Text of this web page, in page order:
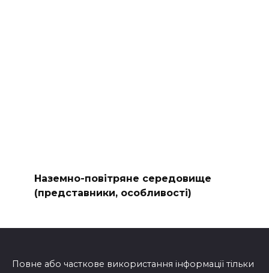
Наземно-повітряне середовище
(представники, особливості)
Повне або часткове використання інформації тільки